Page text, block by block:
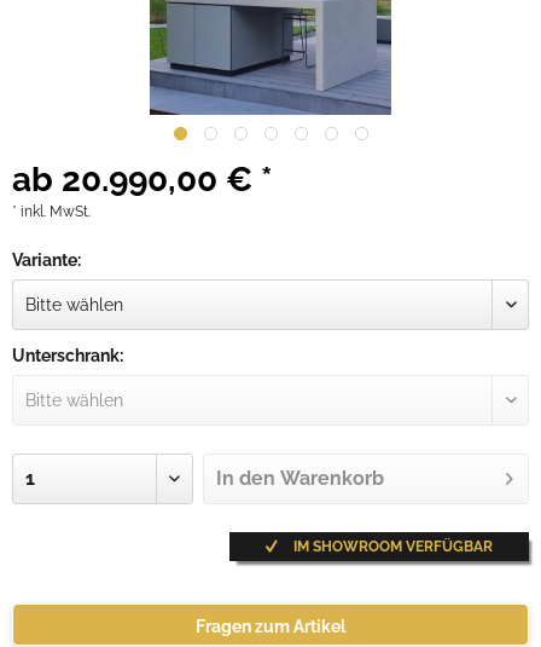
ab 20.990,00 € *
* inkl. MwSt.
Variante:
Unterschrank:
In den Warenkorb
IM SHOWROOM VERFÜGBAR
Fragen zum Artikel